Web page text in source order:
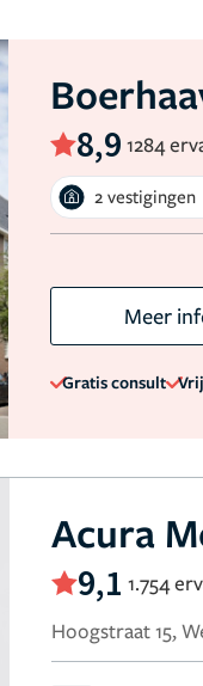
8,9 1284
2 vestigingen
Meer
Gratis consult
Acura
9,1 1.754
Hoogstraat 15,